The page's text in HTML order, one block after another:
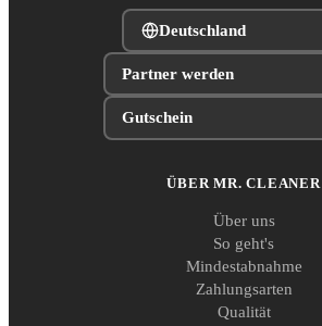
Deutschland
Partner werden
Gutschein
ÜBER MR. CLEANER
Über uns
So geht's
Mindestabnahme
Zahlungsarten
Qualität